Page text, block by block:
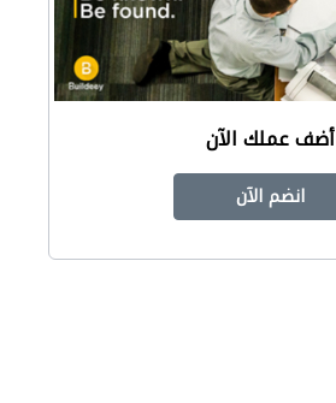
أضف عملك الآن
انضم الآن